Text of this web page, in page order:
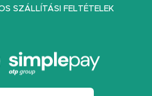
SZÁLLÍTÁSI FELTÉTELEK